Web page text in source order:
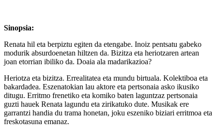
Sinopsia:
Renata hil eta berpiztu egiten da etengabe. Inoiz pentsatu gabeko
modurik absurdoenetan hiltzen da. Bizitza eta heriotzaren artean
joan etorrian ibiliko da. Doaia ala madarikazioa?
Heriotza eta bizitza. Errealitatea eta mundu birtuala. Kolektiboa eta
bakardadea. Eszenatokian lau aktore eta pertsonaia asko ikusiko
ditugu. Erritmo frenetiko eta komiko baten laguntzaz pertsonaia
guzti hauek Renata lagundu eta zirikatuko dute. Musikak ere
garrantzi handia du trama honetan, joku eszeniko biziari erritmoa eta
freskotasuna emanaz.